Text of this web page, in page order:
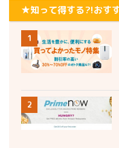
★知って得する?!おす
1
2